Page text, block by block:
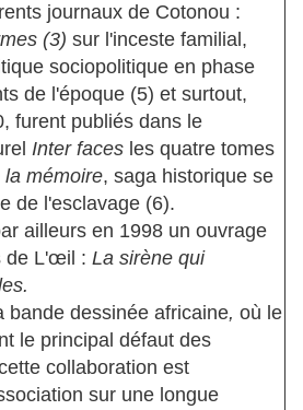
journaux de Cotonou :
(3) sur l'inceste familial,
sociopolitique en phase
de l'époque (5) et surtout,
furent publiés dans le
Inter faces les quatre tomes
mémoire, saga historique se
de l'esclavage (6).
ailleurs en 1998 un ouvrage
de L'œil : La sirène qui
bande dessinée africaine, où le
le principal défaut des
collaboration est
sur une longue